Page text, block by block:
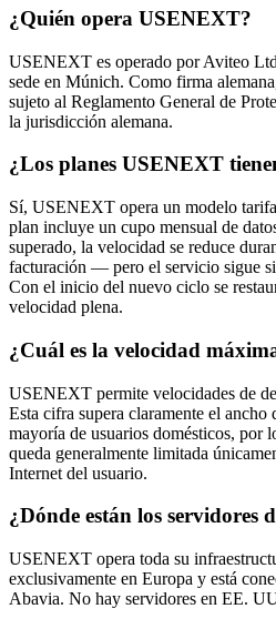
¿Quién opera USENEXT?
USENEXT es operado por Aviteo
sede en Múnich. Como firma
sujeto al Reglamento General de
la jurisdicción alemana.
¿Los planes USENEXT
Sí, USENEXT opera un modelo
plan incluye un cupo mensual de
superado, la velocidad se reduce
facturación — pero el servicio sigue
Con el inicio del nuevo ciclo se
velocidad plena.
¿Cuál es la velocidad
USENEXT permite velocidades de
Esta cifra supera claramente el ancho
mayoría de usuarios domésticos, por
queda generalmente limitada
Internet del usuario.
¿Dónde están los servidores
USENEXT opera toda su
exclusivamente en Europa y está
Abavia. No hay servidores en EE.